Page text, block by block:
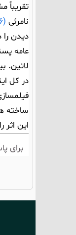
تقریباً
نامرئی (The Invisible Guest 2016)
عامه
لاتین.
در کل
ساخته
این اثر
برای